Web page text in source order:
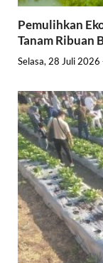
Pemulihkan
Tanam Ribuan
Selasa, 28 Juli